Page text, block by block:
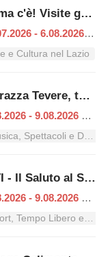
Roma c'è! Visite guidate (anche per bambini) dal 29 luglio al 6 agosto 2026
29.07.2026 - 6.08.2026
|
e Cultura nel Lazio
Terrazza Tevere, tutti i concerti dal 3 al 9 agosto
- 9.08.2026 |
Musica, Spettacoli e Danza nel Lazio
VIVI - Il Saluto al Sole
- 9.08.2026 |
Sport, Tempo Libero e Divertimento nel Lazio